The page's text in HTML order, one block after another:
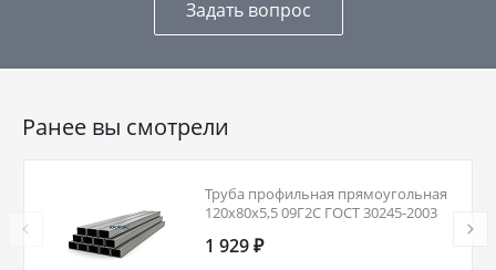
Задать вопрос
Ранее вы смотрели
Труба профильная прямоугольная
120х80х5,5 09Г2С ГОСТ 30245-2003
1 929 ₽